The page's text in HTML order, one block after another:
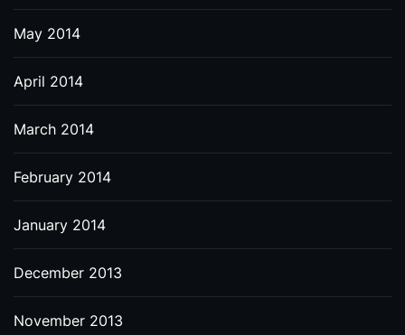
May 2014
April 2014
March 2014
February 2014
January 2014
December 2013
November 2013